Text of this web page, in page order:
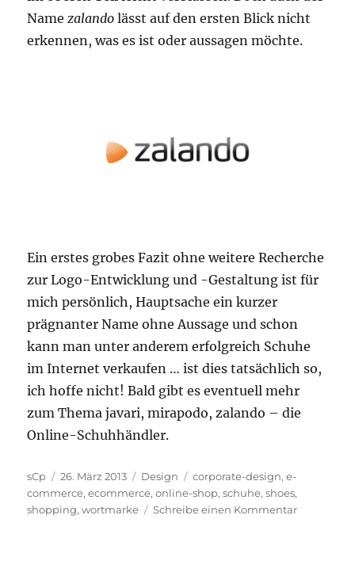
Namezalando lässt auf den ersten Blick nicht
erkennen, was es ist oder aussagen möchte.
Ein erstes grobes Fazit ohne weitere Recherche
zur Logo-Entwicklung und -Gestaltung ist für
mich persönlich, Hauptsache ein kurzer
prägnanter Name ohne Aussage und schon
kann man unter anderem erfolgreich Schuhe
im Internet verkaufen … ist dies tatsächlich so,
ich hoffe nicht! Bald gibt es eventuell mehr
zum Thema javari, mirapodo, zalando – die
Online-Schuhhändler.
Autor
sCp
Veröffentlicht
am
26. März 2013 Kategorien
Design Schlagwörter
corporate-design,e-
commerce,ecommerce,online-shop,schuhe,shoes,
shopping,wortmarke Schreibe einen Kommentarzu